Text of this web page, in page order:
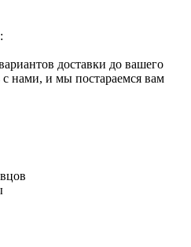
доставки до вашего
нами, и мы постараемся вам